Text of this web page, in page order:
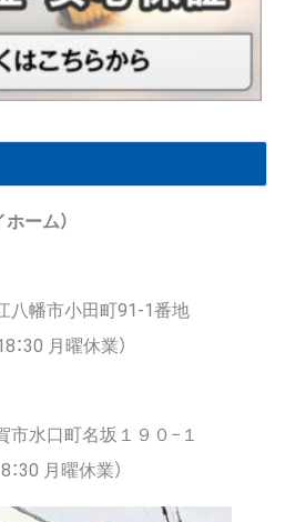
ーム）
八幡市小田町91-1番地
：30 月曜休業）
市水口町名坂１９０−１
：30 月曜休業）